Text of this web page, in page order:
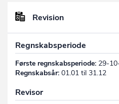
Revision
Regnskabsperiode
Første regnskabsperiode: 29-
Regnskabsår: 01.01 til 31.12
Revisor